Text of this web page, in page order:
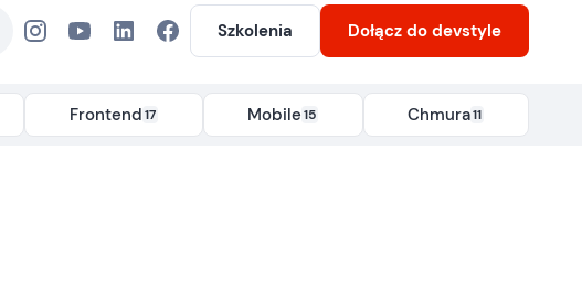
Szkolenia Dołącz do devstyle
Frontend17 Mobile15 Chmura11